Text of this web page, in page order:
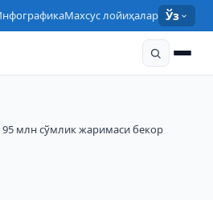
Махсус лойиҳалар Ўз
млн сўмлик жаримаси бекор